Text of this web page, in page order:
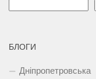
БЛОГИ
Дніпропетровська